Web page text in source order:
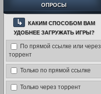
ОПРОСЫ
↳
КАКИМ СПОСОБОМ ВАМ
УДОБНЕЕ ЗАГРУЖАТЬ ИГРЫ?
По прямой ссылке или через
торрент
Только по прямой ссылке
Только через торрент